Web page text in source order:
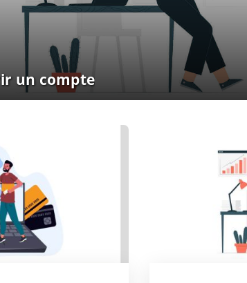
un compte